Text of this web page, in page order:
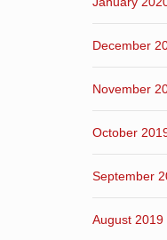
December
November
October
September
August 2019